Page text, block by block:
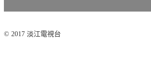
© 2017 淡江電視台